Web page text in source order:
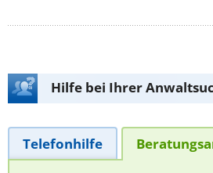
Hilfe bei Ihrer
Telefonhilfe